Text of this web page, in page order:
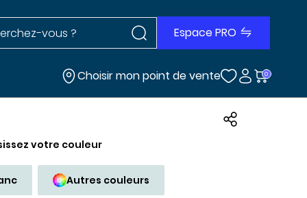
dans le site Rechercher dans le site
Espace PRO
Choisir mon point de vente 0
votre couleur
Autres couleurs